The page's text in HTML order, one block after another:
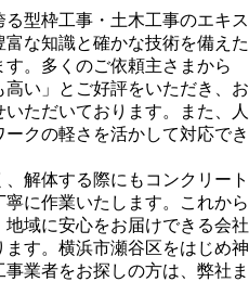
型枠工事・土木工事のエキス
な知識と確かな技術を備えた
。多くのご依頼主さまから
高い」とご好評をいただき、お
ただいております。また、人
クの軽さを活かして対応でき
解体する際にもコンクリート
に作業いたします。これから
域に安心をお届けできる会社
す。横浜市瀬谷区をはじめ神
業者をお探しの方は、弊社ま